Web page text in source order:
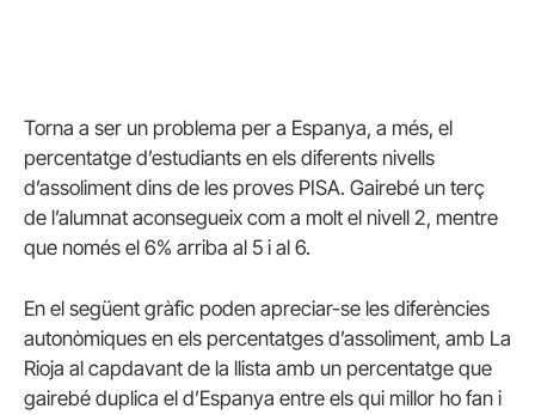
Torna a ser un problema per a Espanya, a més, el
percentatge d’estudiants en els diferents nivells
d’assoliment dins de les proves PISA. Gairebé un terç
de l’alumnat aconsegueix com a molt el nivell 2, mentre
que només el 6% arriba al 5 i al 6.
En el següent gràfic poden apreciar-se les diferències
autonòmiques en els percentatges d’assoliment, amb La
Rioja al capdavant de la llista amb un percentatge que
gairebé duplica el d’Espanya entre els qui millor ho fan i